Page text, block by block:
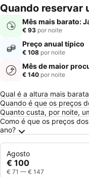
Quando reservar
Mês mais barato:
€ 93 por noite
Preço anual típico
€ 108 por noite
Mês de maior
€ 140 por noite
Perguntas
Qual é a altura mais
Quando é que os preços
Quanto custa, por noite,
Como é que os preços
ano?
Agosto
€ 100
€ 71 — € 147